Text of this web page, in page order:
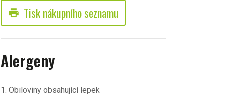
print Tisk nákupního seznamu
Alergeny
1. Obiloviny obsahující lepek